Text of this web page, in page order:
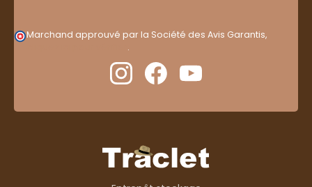
Marchand approuvé par la Société des Avis Garantis,
.